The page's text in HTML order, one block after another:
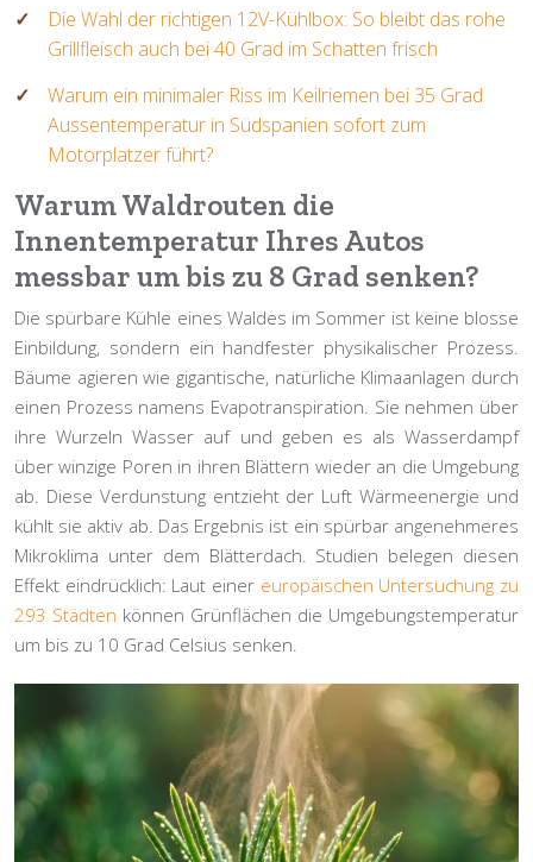
Die Wahl der richtigen 12V-Kühlbox: So bleibt das rohe
Grillfleisch auch bei 40 Grad im Schatten frisch
Warum ein minimaler Riss im Keilriemen bei 35 Grad
Aussentemperatur in Südspanien sofort zum
Motorplatzer führt?
Warum Waldrouten die
Innentemperatur Ihres Autos
messbar um bis zu 8 Grad senken?
Die spürbare Kühle eines Waldes im Sommer ist keine blosse
Einbildung, sondern ein handfester physikalischer Prozess.
Bäume agieren wie gigantische, natürliche Klimaanlagen durch
einen Prozess namens Evapotranspiration . Sie nehmen über
ihre Wurzeln Wasser auf und geben es als Wasserdampf
über winzige Poren in ihren Blättern wieder an die Umgebung
ab. Diese Verdunstung entzieht der Luft Wärmeenergie und
kühlt sie aktiv ab. Das Ergebnis ist ein spürbar angenehmeres
Mikroklima unter dem Blätterdach. Studien belegen diesen
Effekt eindrücklich: Laut einer europäischen Untersuchung zu
293 Städten können Grünflächen die Umgebungstemperatur
um bis zu 10 Grad Celsius senken.